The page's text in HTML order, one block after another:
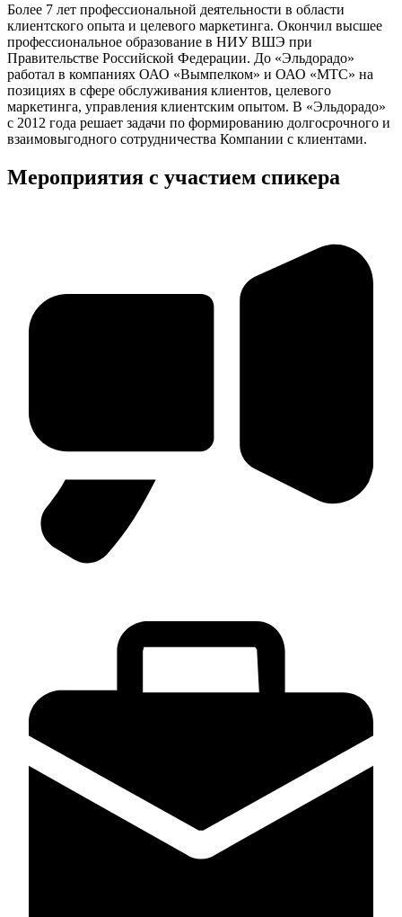
Более 7 лет профессиональной деятельности в области
клиентского опыта и целевого маркетинга. Окончил высшее
профессиональное образование в НИУ ВШЭ при
Правительстве Российской Федерации. До «Эльдорадо»
работал в компаниях ОАО «Вымпелком» и ОАО «МТС» на
позициях в сфере обслуживания клиентов, целевого
маркетинга, управления клиентским опытом. В «Эльдорадо»
с 2012 года решает задачи по формированию долгосрочного и
взаимовыгодного сотрудничества Компании с клиентами.
Мероприятия с участием спикера